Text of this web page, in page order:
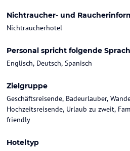
Nichtraucher- und
Nichtraucherhotel
Personal spricht folgende
Englisch, Deutsch, Spanisch
Zielgruppe
Geschäftsreisende, Badeurlauber,
Hochzeitsreisende, Urlaub zu zweit,
friendly
Hoteltyp